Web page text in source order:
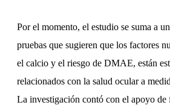
Por el momento, el estudio se suma a
pruebas que sugieren que los factores
el calcio y el riesgo de DMAE, están
relacionados con la salud ocular a
La investigación contó con el apoyo de